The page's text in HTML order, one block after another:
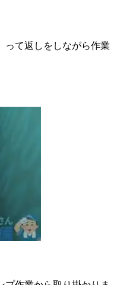
って返しをしながら作業